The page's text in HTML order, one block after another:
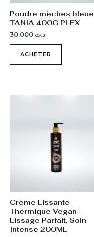
Poudre mèches bleue
TANIA 400G PLEX
د.ت
ACHETER
Crème Lissante
Thermique Vegan –
Lissage Parfait, Soin
Intense 200ML